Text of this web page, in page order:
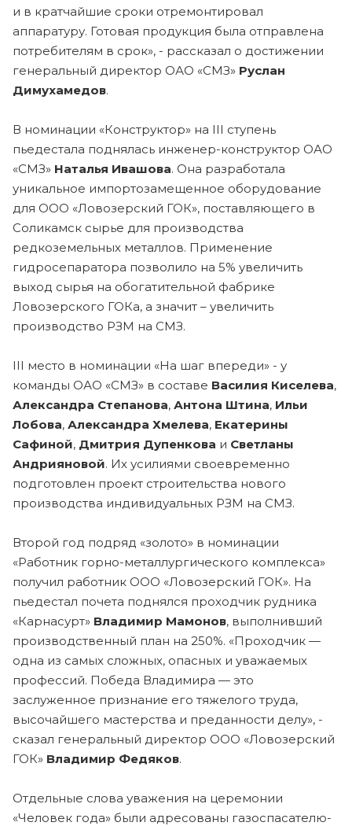
и в кратчайшие сроки отремонтировал
аппаратуру. Готовая продукция была отправлена
потребителям в срок», - рассказал о достижении
генеральный директор ОАО «СМЗ» Руслан
Димухамедов.
В номинации «Конструктор» на III ступень
пьедестала поднялась инженер-конструктор ОАО
«СМЗ» Наталья Ивашова. Она разработала
уникальное импортозамещенное оборудование
для ООО «Ловозерский ГОК», поставляющего в
Соликамск сырье для производства
редкоземельных металлов. Применение
гидросепаратора позволило на 5% увеличить
выход сырья на обогатительной фабрике
Ловозерского ГОКа, а значит – увеличить
производство РЗМ на СМЗ.
III место в номинации «На шаг впереди» - у
команды ОАО «СМЗ» в составе Василия Киселева,
Александра Степанова, Антона Штина, Ильи
Лобова, Александра Хмелева, Екатерины
Сафиной, Дмитрия Дупенкова и Светланы
Андрияновой. Их усилиями своевременно
подготовлен проект строительства нового
производства индивидуальных РЗМ на СМЗ.
Второй год подряд «золото» в номинации
«Работник горно-металлургического комплекса»
получил работник ООО «Ловозерский ГОК». На
пьедестал почета поднялся проходчик рудника
«Карнасурт» Владимир Мамонов, выполнивший
производственный план на 250%. «Проходчик —
одна из самых сложных, опасных и уважаемых
профессий. Победа Владимира — это
заслуженное признание его тяжелого труда,
высочайшего мастерства и преданности делу», -
сказал генеральный директор ООО «Ловозерский
ГОК» Владимир Федяков.
Отдельные слова уважения на церемонии
«Человек года» были адресованы газоспасателю-